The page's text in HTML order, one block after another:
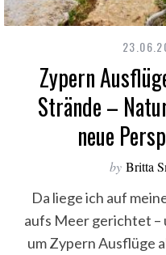
Zypern
Strände –
neue
by Britta
Da liege ich auf
aufs Meer gerichtet –
um Zypern Ausflüge